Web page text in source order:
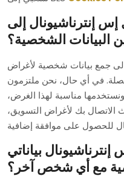
إنترناشيونال إلى
البيانات الشخصية؟
جمع بيانات شخصية لأغراض
في أي حال، نحن ملتزمون
مناسبة لهذا الغرض،
بك لأغراض التسويق،
بياناتي
مع أي شخص آخر؟